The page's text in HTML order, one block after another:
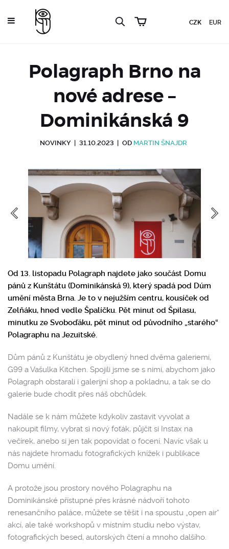
CZK EUR
Polagraph Brno na
nové adrese –
Dominikánská 9
NOVINKY 31.10.2023 OD MARTIN ŠNAJDR
Od 13. listopadu Polagraph najdete jako součást Domu
pánů z Kunštátu (Dominikánská 9), který spadá pod Dúm
umění města Brna. Je to v nejužším centru, kousíček od
Zelňáku, hned vedle Špalíčku. Pět minut od Špilasu,
minutku ze Svoboďáku, pět minut od původního „starého“
Polagraphu na Jezuitské.
Dům pánů z Kunštátu je obydlený hned dvěma galeriemi,
G99 a Vašulka Kitchen. Spojili jsme se s nimi, abychom jako
Polagraph obstarali i galerijní shop a pokladnu, a tak se do
galerie bude chodit přes náš obchůdek.
Nadále se k nám můžete kdykoliv zastavit vyvolat a
nakoupit filmy, vybrat si nový foťák, půjčit si Instax na
večírek, anebo si jen tak popovídat o focení. Navíc však u
nás najdete hromadu fotografických knížek i publikace
Domu umění.
A protože jsou prostory nového Polagraphu na
Dominikánské přístupné přes krásné nádvoří tohoto
renesančního paláce, můžete se těšit i na spoustu „open air“
akcí, ale také workshopů v místním studiu nebo výstav,
fotografických besed, autorských čtení a mnoho dalšího.